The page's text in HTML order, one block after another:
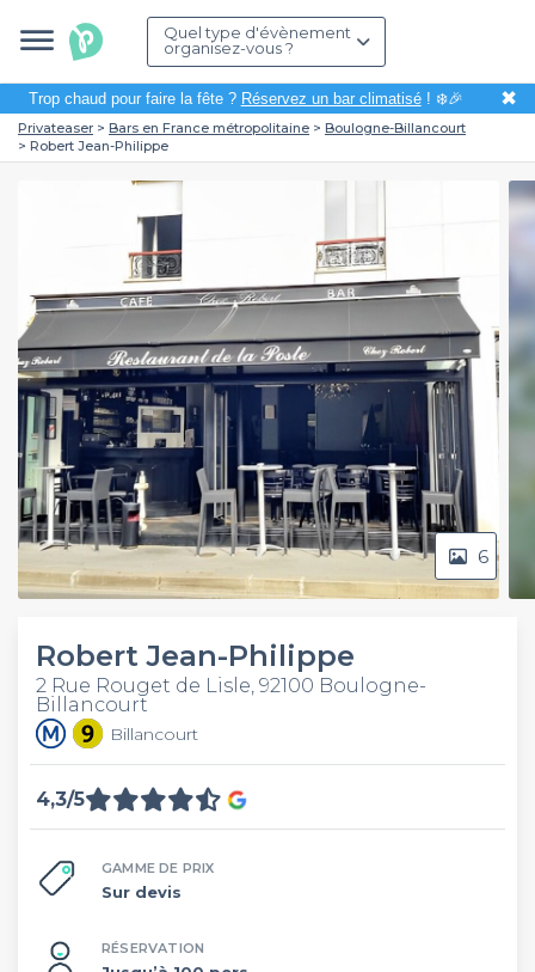
Quel type d'évènement
organisez-vous ?
Trop chaud pour faire la fête ? Réservez un bar climatisé! ❄️🎉 ✖
Privateaser Bars en France métropolitaine
Boulogne-Billancourt
Robert Jean-Philippe
6
Robert Jean-Philippe
2 Rue Rouget de Lisle, 92100 Boulogne-
Billancourt
Billancourt
4,3/5
GAMME DE PRIX
Sur devis
RÉSERVATION